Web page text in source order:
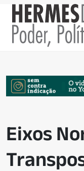
Eixos